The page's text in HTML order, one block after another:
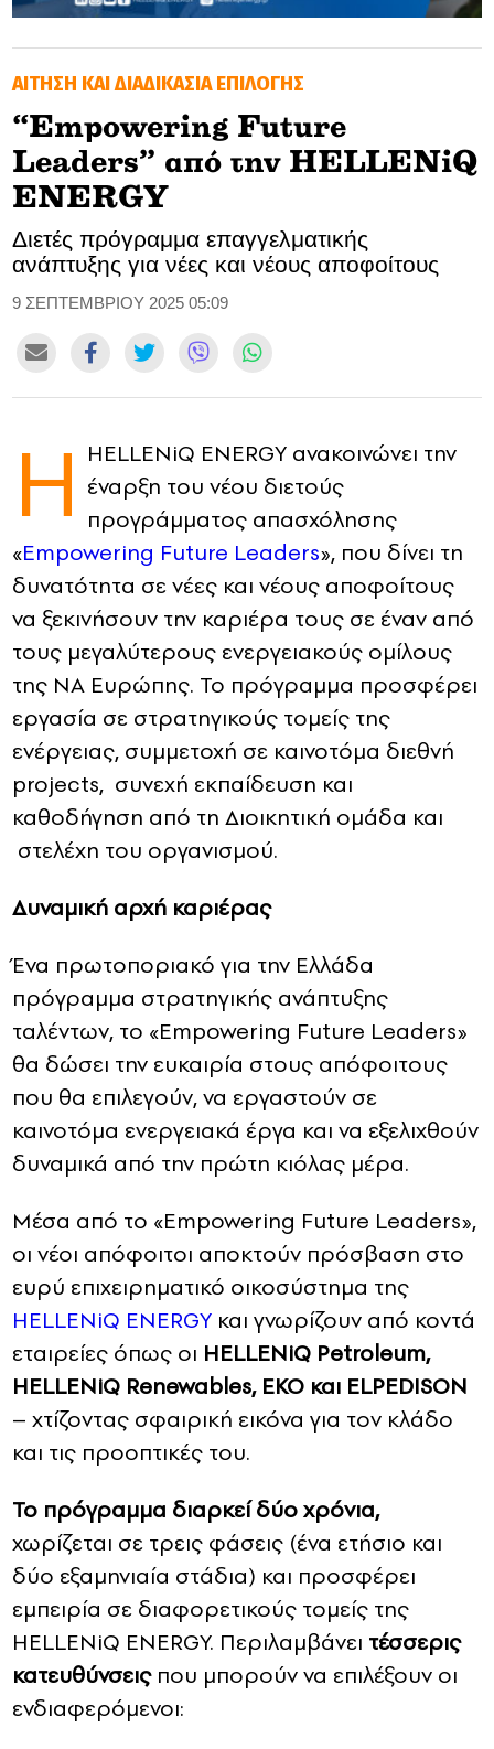
SOOZIE’S FRIENDS
CULTURE
TASTELAND
TECH
MEDIALAND
DIA Y NOCHE
ADVERTISE
ΑΙΤΗΣΗ ΚΑΙ ΔΙΑΔΙΚΑΣΙΑ ΕΠΙΛΟΓΗΣ
“Empowering Future
Leaders” από την HELLENiQ
ENERGY
Διετές πρόγραμμα επαγγελματικής
ανάπτυξης για νέες και νέους αποφοίτους
9 ΣΕΠΤΕΜΒΡΙΟΥ 2025 05:09
Η HELLENiQ ENERGY ανακοινώνει την
έναρξη του νέου διετούς
προγράμματος απασχόλησης
«Empowering Future Leaders», που δίνει τη
δυνατότητα σε νέες και νέους αποφοίτους
να ξεκινήσουν την καριέρα τους σε έναν από
τους μεγαλύτερους ενεργειακούς ομίλους
της ΝΑ Ευρώπης. Το πρόγραμμα προσφέρει
εργασία σε στρατηγικούς τομείς της
ενέργειας, συμμετοχή σε καινοτόμα διεθνή
projects, συνεχή εκπαίδευση και
καθοδήγηση από τη Διοικητική ομάδα και
στελέχη του οργανισμού.
Δυναμική αρχή καριέρας
Ένα πρωτοποριακό για την Ελλάδα
πρόγραμμα στρατηγικής ανάπτυξης
ταλέντων, το «Empowering Future Leaders»
θα δώσει την ευκαιρία στους απόφοιτους
που θα επιλεγούν, να εργαστούν σε
καινοτόμα ενεργειακά έργα και να εξελιχθούν
δυναμικά από την πρώτη κιόλας μέρα.
Μέσα από το «Empowering Future Leaders»,
οι νέοι απόφοιτοι αποκτούν πρόσβαση στο
ευρύ επιχειρηματικό οικοσύστημα της
HELLENiQ ENERGY και γνωρίζουν από κοντά
εταιρείες όπως οι HELLENiQ Petroleum,
HELLENiQ Renewables, ΕΚΟ και ELPEDISON
– χτίζοντας σφαιρική εικόνα για τον κλάδο
και τις προοπτικές του.
Το πρόγραμμα διαρκεί δύο χρόνια,
χωρίζεται σε τρεις φάσεις (ένα ετήσιο και
δύο εξαμηνιαία στάδια) και προσφέρει
εμπειρία σε διαφορετικούς τομείς της
HELLENiQ ENERGY. Περιλαμβάνει τέσσερις
κατευθύνσεις που μπορούν να επιλέξουν οι
ενδιαφερόμενοι: